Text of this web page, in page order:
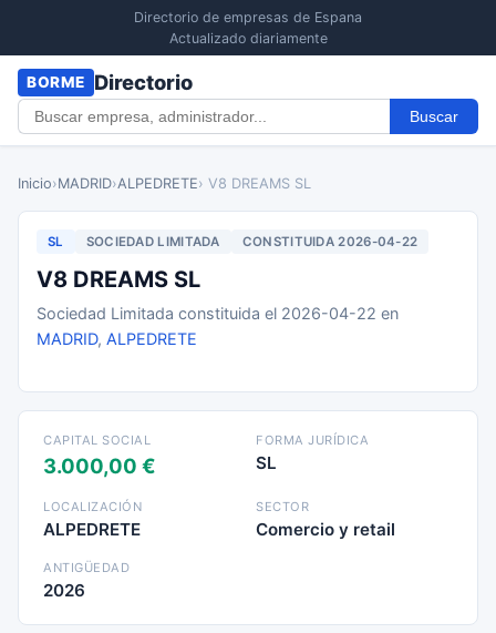
Directorio de empresas de Espana
Actualizado diariamente
BORME Directorio
Buscar
Inicio›MADRID›ALPEDRETE› V8 DREAMS SL
SL SOCIEDAD LIMITADA CONSTITUIDA 2026-04-22
V8 DREAMS SL
Sociedad Limitada constituida el 2026-04-22 en
MADRID, ALPEDRETE
CAPITAL SOCIAL
3.000,00 €
FORMA JURÍDICA
SL
LOCALIZACIÓN
ALPEDRETE
SECTOR
Comercio y retail
ANTIGÜEDAD
2026